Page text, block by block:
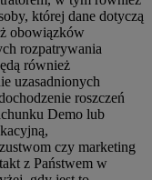
której dane dotyczą
obowiązków
rozpatrywania
również
uzasadnionych
roszczeń
Demo lub
czy marketing
z Państwem w